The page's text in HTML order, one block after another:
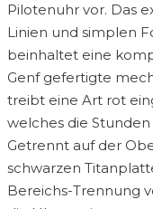
Pilotenuhr vor. Das
Linien und simplen
beinhaltet eine
Genf gefertigte
treibt eine Art rot
welches die
Getrennt auf der
schwarzen
Bereichs-Trennung